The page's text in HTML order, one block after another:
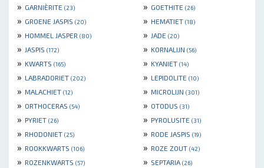
» GARNIÈRITE (23) » GOETHITE (26)
» GROENE JASPIS (20) » HEMATIET (18)
» HOMMEL JASPER (80) » JADE (20)
» JASPIS (172) » KORNALIJN (56)
» KWARTS (165) » KYANIET (14)
» LABRADORIET (202) » LEPIDOLITE (10)
» MALACHIET (12) » MICROLIJN (301)
» ORTHOCERAS (54) » OTODUS (31)
» PYRIET (26) » PYROLUSITE (31)
» RHODONIET (25) » RODE JASPIS (19)
» ROOKKWARTS (106) » ROZE ZOUT (42)
» ROZENKWARTS (57) » SEPTARIA (26)